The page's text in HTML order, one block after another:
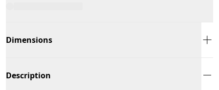
Dimensions
Description